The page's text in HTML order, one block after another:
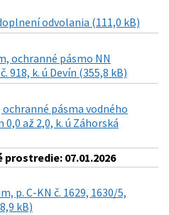
odvolania (111,0 kB)
ochranné pásmo NN
918, k. ú Devín (355,8 kB)
ochranné pásma vodného
až 2,0, k. ú Záhorská
07.01.2026
p. C-KN č. 1629, 1630/5,
kB)